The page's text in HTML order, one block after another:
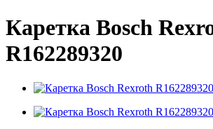
Каретка Bosch
R162289320